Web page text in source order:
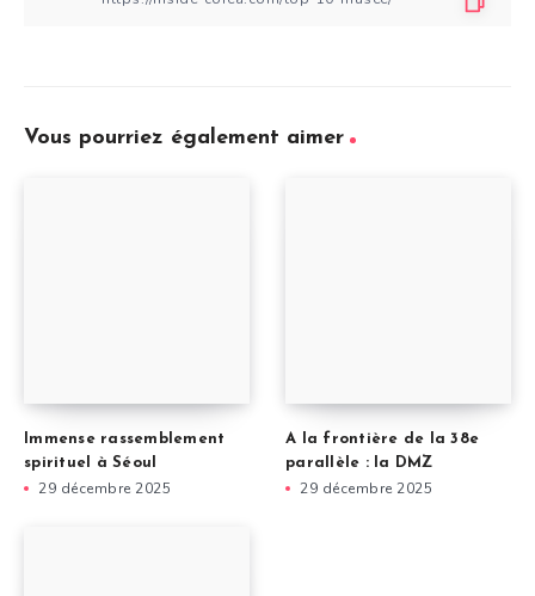
Vous pourriez également aimer
Immense rassemblement
spirituel à Séoul
29 décembre 2025
A la frontière de la 38e
parallèle : la DMZ
29 décembre 2025